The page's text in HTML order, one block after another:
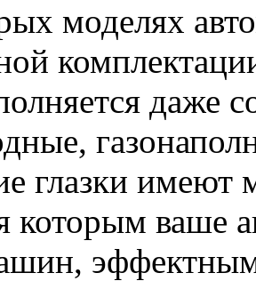
моделях
даже
глазки имеют
которым ваше